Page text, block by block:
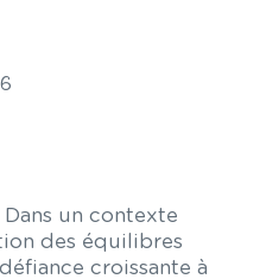
Dans un contexte
des équilibres
croissante à